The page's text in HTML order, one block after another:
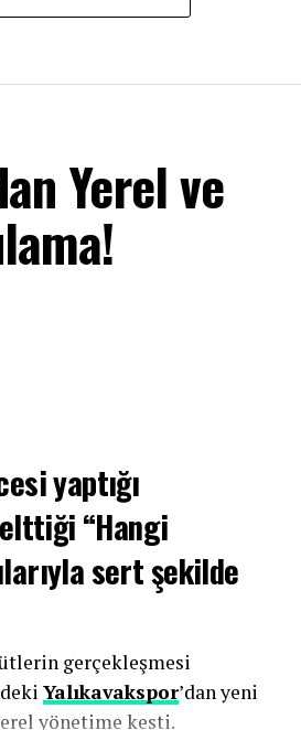
Yerel ve
yaptığı
“Hangi
sert şekilde
gerçekleşmesi
Yalıkavakspor’dan yeni
yönetime kesti.